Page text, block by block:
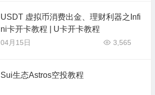
USDT 虚拟币消费出金、理财利器之Infi
ni卡开卡教程 | U卡开卡教程
04月15日 3,565
Sui生态Astros空投教程